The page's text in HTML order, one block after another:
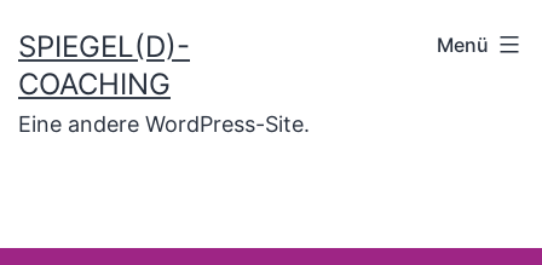
SPIEGEL(D)-
COACHING
Eine andere WordPress-Site.
Menü